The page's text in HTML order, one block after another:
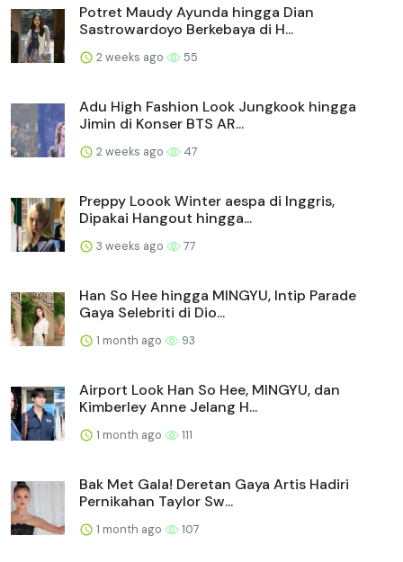
Potret Maudy Ayunda hingga Dian
Sastrowardoyo Berkebaya di H...
2 weeks ago 55
Adu High Fashion Look Jungkook hingga
Jimin di Konser BTS AR...
2 weeks ago 47
Preppy Loook Winter aespa di Inggris,
Dipakai Hangout hingga...
3 weeks ago 77
Han So Hee hingga MINGYU, Intip Parade
Gaya Selebriti di Dio...
1 month ago 93
Airport Look Han So Hee, MINGYU, dan
Kimberley Anne Jelang H...
1 month ago 111
Bak Met Gala! Deretan Gaya Artis Hadiri
Pernikahan Taylor Sw...
1 month ago 107